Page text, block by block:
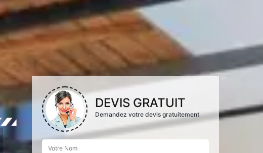
DEVIS GRATUIT
Demandez votre devis gratuitement